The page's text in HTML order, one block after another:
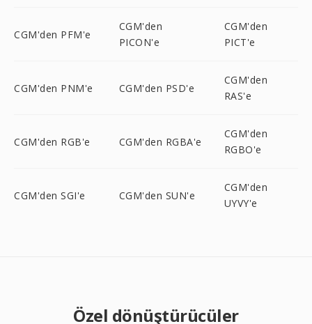
CGM'den PFM'e
CGM'den
PICON'e
CGM'den
PICT'e
CGM'den PNM'e CGM'den PSD'e
CGM'den
RAS'e
CGM'den RGB'e CGM'den RGBA'e
CGM'den
RGBO'e
CGM'den SGI'e CGM'den SUN'e
CGM'den
UYVY'e
Özel dönüştürücüler